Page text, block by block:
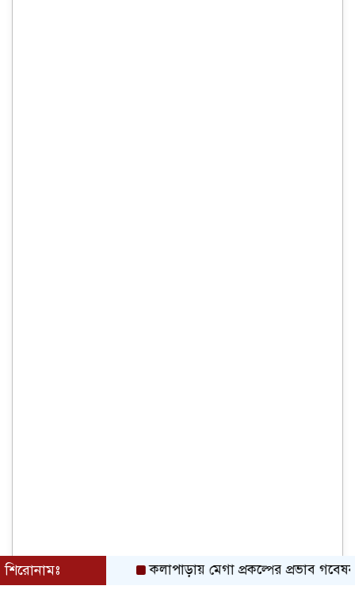
শিরোনামঃ কলাপাড়ায় মেগা প্রকল্পের প্রভাব গবেষনামূলক